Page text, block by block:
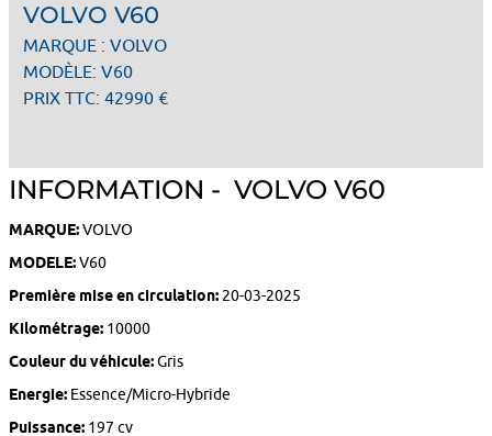
VOLVO V60
MARQUE : VOLVO
MODÈLE: V60
PRIX TTC: 42990 €
INFORMATION - VOLVO V60
MARQUE:VOLVO
MODELE:V60
Première mise en circulation: 20-03-2025
Kilométrage: 10000
Couleur du véhicule:Gris
Energie: Essence/Micro-Hybride
Puissance: 197 cv